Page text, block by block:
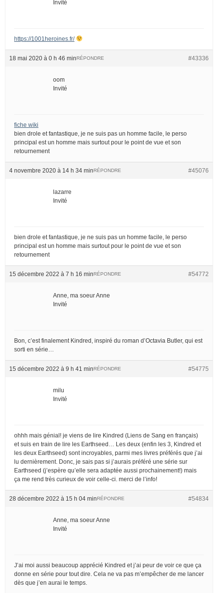
Invité
https://1001heroines.fr/
18 mai 2020 à 0 h 46 min #43336
RÉPONDRE
oom
Invité
fiche wiki
bien drole et fantastique, je ne suis pas un homme facile, le perso
principal est un homme mais surtout pour le point de vue et son
retournement
4 novembre 2020 à 14 h 34 min #45076
RÉPONDRE
lazarre
Invité
bien drole et fantastique, je ne suis pas un homme facile, le perso
principal est un homme mais surtout pour le point de vue et son
retournement
15 décembre 2022 à 7 h 16 min #54772
RÉPONDRE
Anne, ma soeur Anne
Invité
Bon, c’est finalement Kindred, inspiré du roman d’Octavia Butler, qui est
sorti en série…
15 décembre 2022 à 9 h 41 min #54775
RÉPONDRE
milu
Invité
ohhh mais génial! je viens de lire Kindred (Liens de Sang en français)
et suis en train de lire les Earthseed… Les deux (enfin les 3, Kindred et
les deux Earthseed) sont incroyables, parmi mes livres préférés que j’ai
lu dernièrement. Donc, je sais pas si j’aurais préféré une série sur
Earthseed (j’espère qu’elle sera adaptée aussi prochainement!) mais
ça me rend très curieux de voir celle-ci. merci de l’info!
28 décembre 2022 à 15 h 04 min #54834
RÉPONDRE
Anne, ma soeur Anne
Invité
J’ai moi aussi beaucoup apprécié Kindred et j’ai peur de voir ce que ça
donne en série pour tout dire. Cela ne va pas m’empêcher de me lancer
dès que j’en aurai le temps.